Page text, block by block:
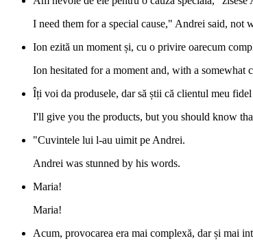
I need them for a special cause," Andrei said, not
Ion ezită un moment și, cu o privire oarecum
Ion hesitated for a moment and, with a
Îți voi da produsele, dar să știi că clientul meu
I'll give you the products, but you should know
"Cuvintele lui l-au uimit pe Andrei.
Andrei was stunned by his words.
Maria!
Maria!
Acum, provocarea era mai complexă, dar și mai